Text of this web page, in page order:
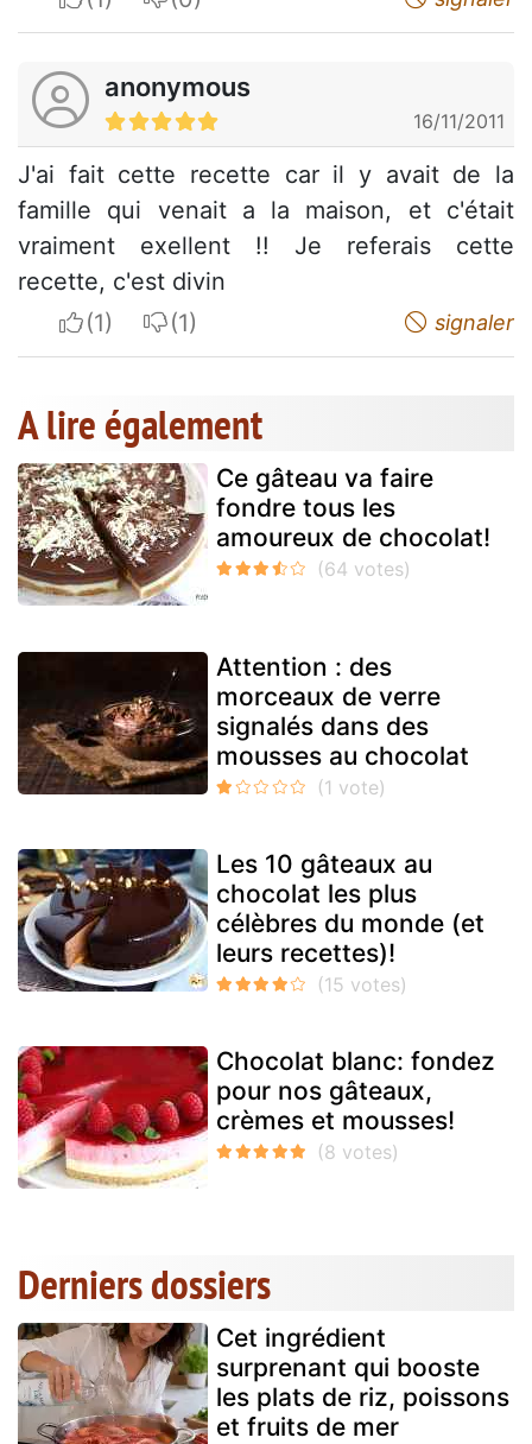
anonymous
16/11/2011
J'ai fait cette recette car il y avait de la
famille qui venait a la maison, et c'était
vraiment exellent !! Je referais cette
recette, c'est divin
I apreciateI do not appreciate signaler
A lire également
Ce gâteau va faire
fondre tous les
amoureux de chocolat!
Attention : des
morceaux de verre
signalés dans des
mousses au chocolat
Les 10 gâteaux au
chocolat les plus
célèbres du monde (et
leurs recettes)!
Chocolat blanc: fondez
pour nos gâteaux,
crèmes et mousses!
Derniers dossiers
Cet ingrédient
surprenant qui booste
les plats de riz, poissons
et fruits de mer